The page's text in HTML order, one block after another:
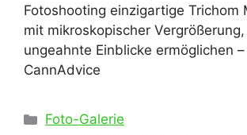
Fotoshooting einzigartige Trichom
mit mikroskopischer
ungeahnte Einblicke ermöglichen
CannAdvice
Kategorien
Foto-Galerie